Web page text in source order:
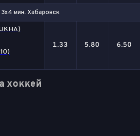
3x4 мин. Хабаровск
1.33 5.80 6.50
хоккей